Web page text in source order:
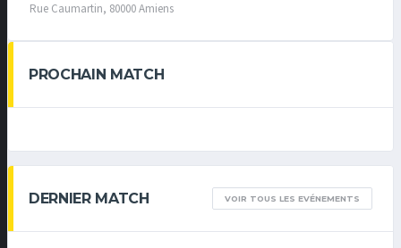
Rue Caumartin, 80000 Amiens
PROCHAIN MATCH
DERNIER MATCH VOIR TOUS LES EVÉNEMENTS